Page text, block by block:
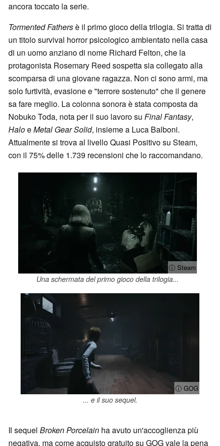
ancora toccato la serie.
Tormented Fathersè il primo gioco della trilogia. Si tratta di
un titolo survival horror psicologico ambientato nella casa
di un uomo anziano di nome Richard Felton, che la
protagonista Rosemary Reed sospetta sia collegato alla
scomparsa di una giovane ragazza. Non ci sono armi, ma
solo furtività, evasione e "terrore sostenuto" che il genere
sa fare meglio. La colonna sonora è stata composta da
Nobuko Toda, nota per il suo lavoro su Final Fantasy,
HaloeMetal Gear Solid, insieme a Luca Balboni.
Attualmente si trova al livello Quasi Positivo su Steam,
con il 75% delle 1.739 recensioni che lo raccomandano.
ⓘ Steam
Una schermata del primo gioco della trilogia...
ⓘ GOG
... e il suo sequel.
Il sequel Broken Porcelain ha avuto un'accoglienza più
negativa, ma come acquisto gratuito su GOG vale la pena